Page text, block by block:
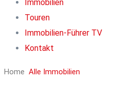
Immobilien
Touren
Immobilien-Führer TV
Kontakt
Home Alle Immobilien